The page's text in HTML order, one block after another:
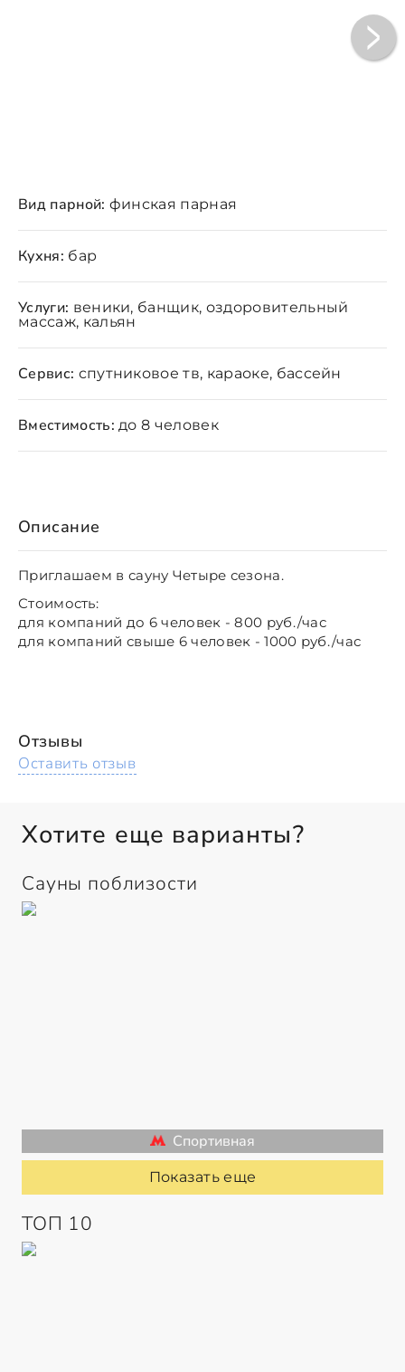
Описание
Приглашаем в сауну Четыре сезона.
Стоимость:
для компаний до 6 человек - 800 руб./час
для компаний свыше 6 человек - 1000 руб./час
Вид парной: финская парная
Кухня: бар
Услуги: веники, банщик, оздоровительный
массаж, кальян
Сервис: спутниковое тв, караоке, бассейн
Вместимость: до 8 человек
Отзывы
Оставить отзыв
Хотите еще варианты?
Сауны поблизости
Спортивная
Показать еще
ТОП 10